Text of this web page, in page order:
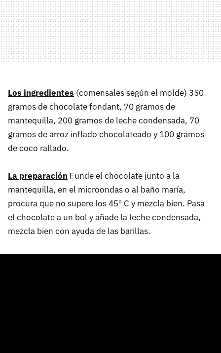
Los ingredientes (comensales según el molde) 350
gramos de chocolate fondant, 70 gramos de
mantequilla, 200 gramos de leche condensada, 70
gramos de arroz inflado chocolateado y 100 gramos
de coco rallado.
La preparación Funde el chocolate junto a la
mantequilla, en el microondas o al baño maría,
procura que no supere los 45º C y mezcla bien. Pasa
el chocolate a un bol y añade la leche condensada,
mezcla bien con ayuda de las barillas.